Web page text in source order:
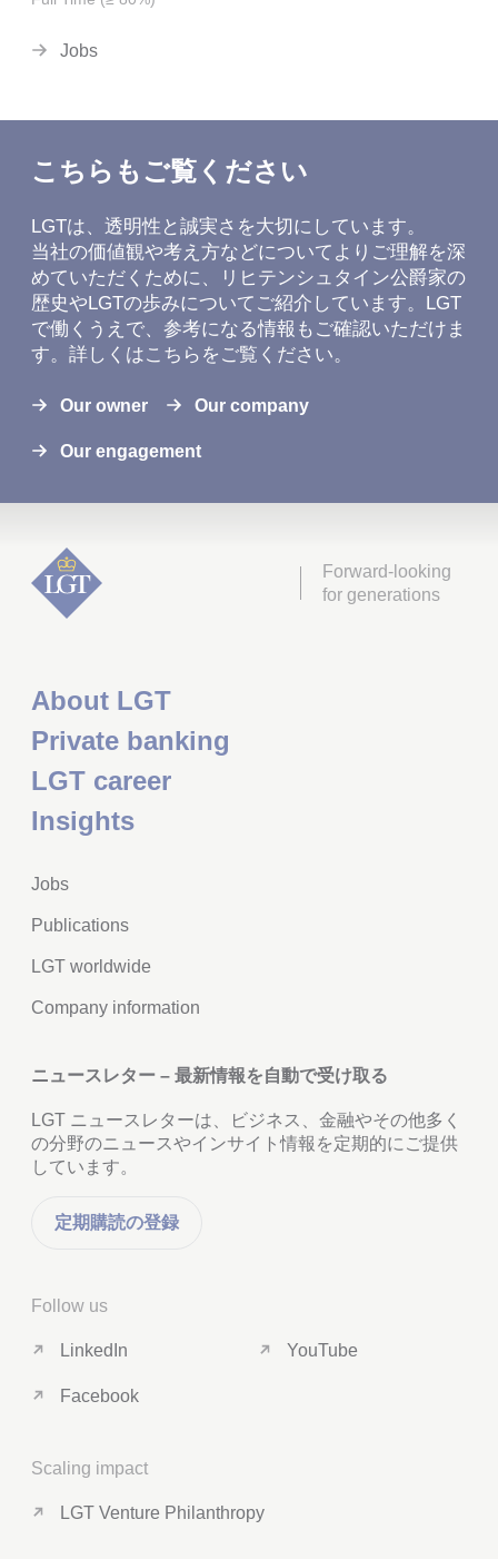
Jobs
こちらもご覧ください
LGTは、透明性と誠実さを大切にしています。
当社の価値観や考え方などについてよりご理解を深
めていただくために、リヒテンシュタイン公爵家の
歴史やLGTの歩みについてご紹介しています。LGT
で働くうえで、参考になる情報もご確認いただけま
す。詳しくはこちらをご覧ください。
Our owner Our company
Our engagement
Forward-looking
for generations
About LGT
Private banking
LGT career
Insights
Jobs
Publications
LGT worldwide
Company information
ニュースレター – 最新情報を自動で受け取る
LGT ニュースレターは、ビジネス、金融やその他多く
の分野のニュースやインサイト情報を定期的にご提供
しています。
定期購読の登録
Follow us
LinkedIn
Facebook
YouTube
Scaling impact
LGT Venture Philanthropy